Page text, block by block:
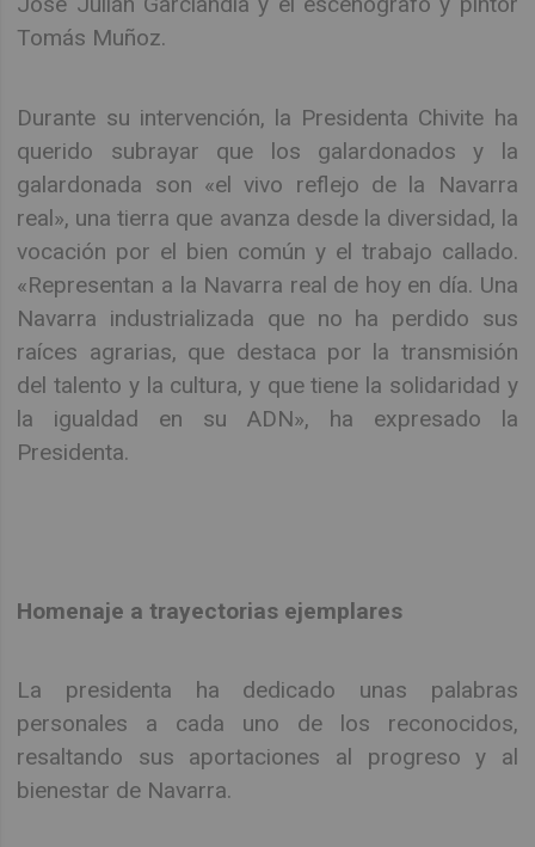
Tomás Muñoz.
Durante su intervención, la Presidenta Chivite ha
querido subrayar que los galardonados y la
galardonada son «el vivo reflejo de la Navarra
real», una tierra que avanza desde la diversidad, la
vocación por el bien común y el trabajo callado.
«Representan a la Navarra real de hoy en día. Una
Navarra industrializada que no ha perdido sus
raíces agrarias, que destaca por la transmisión
del talento y la cultura, y que tiene la solidaridad y
la igualdad en su ADN», ha expresado la
Presidenta.
Homenaje a trayectorias ejemplares
La presidenta ha dedicado unas palabras
personales a cada uno de los reconocidos,
resaltando sus aportaciones al progreso y al
bienestar de Navarra.